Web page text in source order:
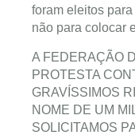
foram eleitos
não para colocar
A FEDERAÇÃO
PROTESTA
GRAVÍSSIMOS
NOME DE UM
SOLICITAMOS